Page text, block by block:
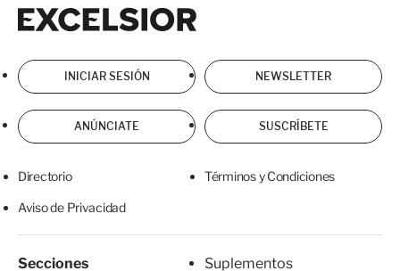
INICIAR SESIÓN NEWSLETTER
ANÚNCIATE SUSCRÍBETE
Directorio Términos y Condiciones
Aviso de Privacidad
Secciones
Suplementos